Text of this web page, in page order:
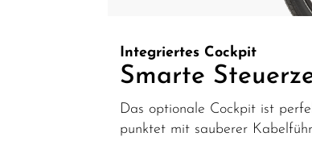
Integriertes Cockpit
Smarte
Das optionale Cockpit ist
punktet mit sauberer